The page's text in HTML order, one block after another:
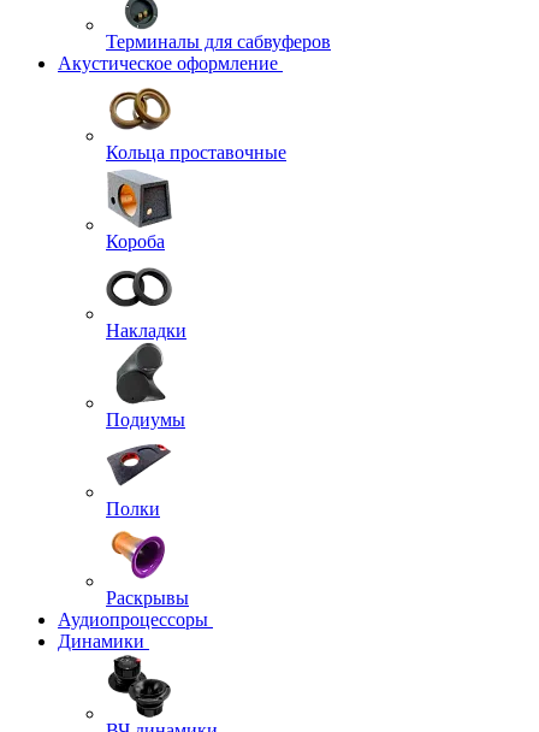
Терминалы для сабвуферов
Акустическое оформление
Кольца проставочные
Короба
Накладки
Подиумы
Полки
Раскрывы
Аудиопроцессоры
Динамики